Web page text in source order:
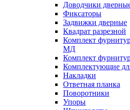
Доводчики
Фиксаторы
Задвижки дверные
Квадрат разрезной
Комплект
МД
Комплект
Комплектующие
Накладки
Ответная планка
Поворотники
Упоры